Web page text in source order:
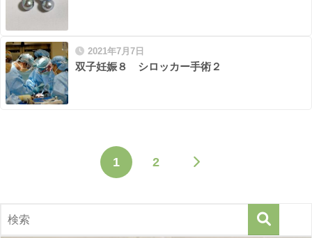
2021年7月7日
双子妊娠８ シロッカー手術２
1 2